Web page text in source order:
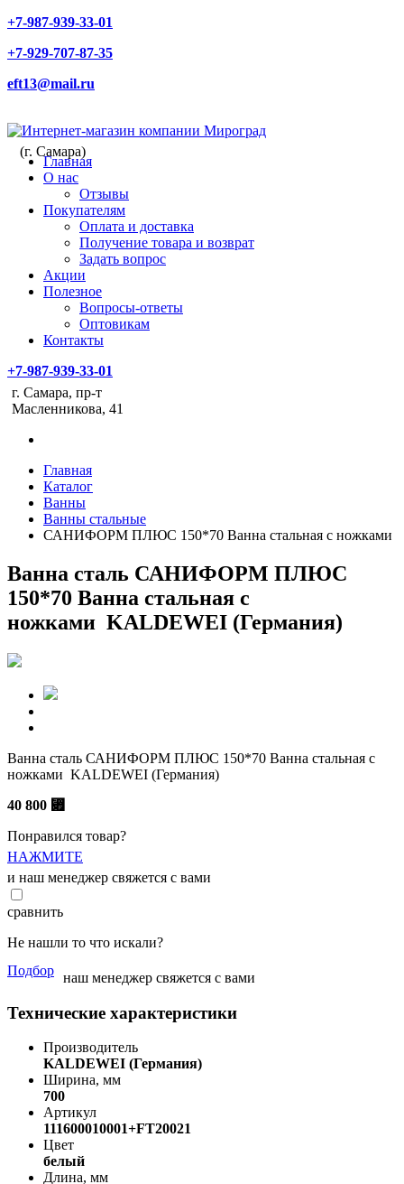
+7-987-939-33-01
+7-929-707-87-35
eft13@mail.ru
(г. Самара)
Главная
О нас
Отзывы
Покупателям
Оплата и доставка
Получение товара и возврат
Задать вопрос
Акции
Полезное
Вопросы-ответы
Оптовикам
Контакты
+7-987-939-33-01
г. Самара, пр-т
Масленникова, 41
Главная
Каталог
Ванны
Ванны стальные
САНИФОРМ ПЛЮС 150*70 Ванна стальная с ножками
Ванна сталь САНИФОРМ ПЛЮС
150*70 Ванна стальная с
ножками KALDEWEI (Германия)
Ванна сталь САНИФОРМ ПЛЮС 150*70 Ванна стальная с
ножками KALDEWEI (Германия)
40 800 ⃏
Понравился товар?
НАЖМИТЕ
и наш менеджер свяжется с вами
сравнить
Не нашли то что искали?
Подбор наш менеджер свяжется с вами
Технические характеристики
Производитель
KALDEWEI (Германия)
Ширина, мм
700
Артикул
111600010001+FT20021
Цвет
белый
Длина, мм